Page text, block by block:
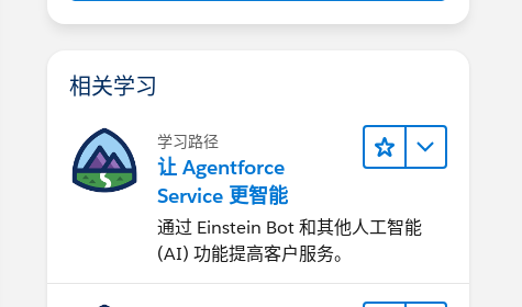
相关学习
学习路径
让 Agentforce
Service 更智能
通过 Einstein Bot 和其他人工智能
(AI) 功能提高客户服务。